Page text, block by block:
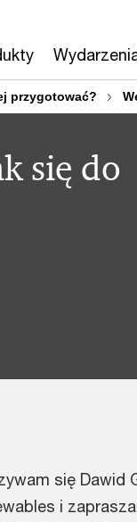
przygotować?
się do
się Dawid
i